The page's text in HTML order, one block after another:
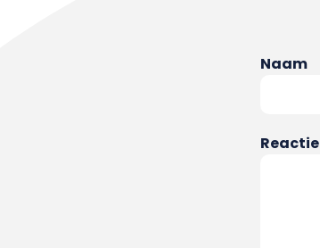
Naam
Reactie